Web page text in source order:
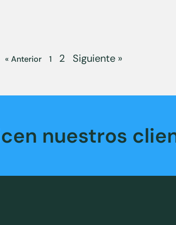
« Anterior 1 2 Siguiente »
nuestros